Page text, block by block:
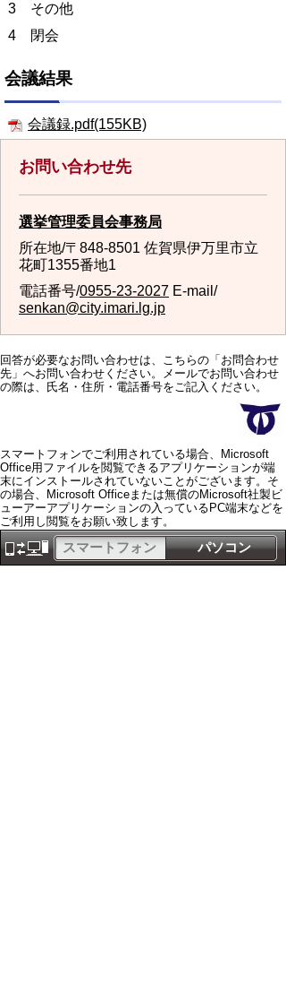
3 その他
4 閉会
会議結果
会議録.pdf(155KB)
お問い合わせ先
選挙管理委員会事務局
所在地/〒848-8501 佐賀県伊万里市立
花町1355番地1
電話番号/0955-23-2027 E-mail/
senkan@city.imari.lg.jp
回答が必要なお問い合わせは、こちらの「お問合わせ
先」へお問い合わせください。メールでお問い合わせ
の際は、氏名・住所・電話番号をご記入ください。
スマートフォンでご利用されている場合、Microsoft
Office用ファイルを閲覧できるアプリケーションが端
末にインストールされていないことがございます。そ
の場合、Microsoft Officeまたは無償のMicrosoft社製ビ
ューアーアプリケーションの入っているPC端末などを
ご利用し閲覧をお願い致します。
パソコン
スマートフォン